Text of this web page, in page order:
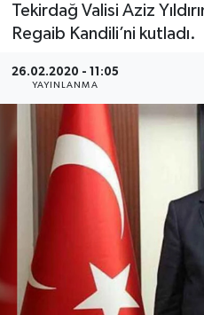
Tekirdağ Valisi Aziz
Regaib Kandili’ni kutladı.
26.02.2020 - 11:05
YAYINLANMA
Siyaset
Resmi Reklamlar
Tekirdağ
Ekonomi
Yaşam
Tüm Manşetler
Son Dakika Haberleri
Haber Arşivi